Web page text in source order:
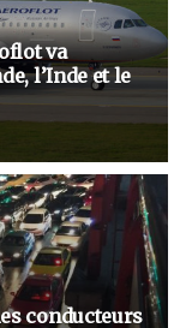
va
l’Inde et le
conducteurs